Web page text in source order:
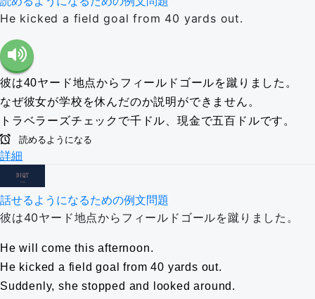
He kicked a field goal from 40 yards out.
彼は40ヤード地点からフィールドゴールを蹴りました。
なぜ彼女が学校を休んだのか説明ができません。
トラベラーズチェックで千ドル、現金で五百ドルです。
読めるようになる
詳細
話せるようになるための例文問題
彼は40ヤード地点からフィールドゴールを蹴りました。
He will come this afternoon.
He kicked a field goal from 40 yards out.
Suddenly, she stopped and looked around.